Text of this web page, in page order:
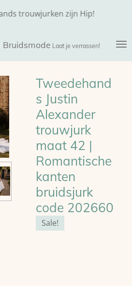
Bruidsmode Laat je verrassen!
trouwjurken zijn Hip!
Tweedehand
s Justin
Alexander
trouwjurk
maat 42 |
Romantische
kanten
bruidsjurk
code 202660
Sale!